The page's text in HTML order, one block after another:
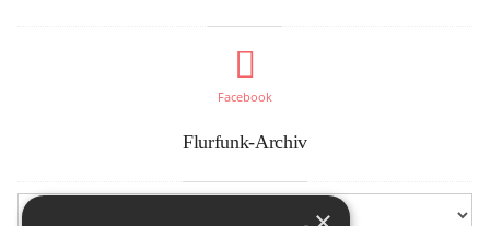
Facebook
Flurfunk-Archiv